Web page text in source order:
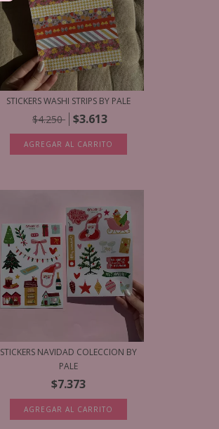
STICKERS WASHI STRIPS BY PALE
$4.250 $3.613
AGREGAR AL CARRITO
STICKERS NAVIDAD COLECCION BY
PALE
$7.373
AGREGAR AL CARRITO